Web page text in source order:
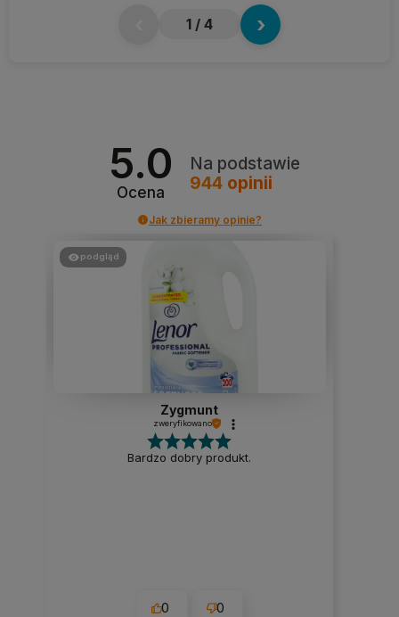
1 / 4 ›
5.0
Ocena
Na podstawie
944opinii
Jak zbieramy opinie?
podgląd
Zygmunt
zweryfikowano
Bardzo dobry produkt.
0 0